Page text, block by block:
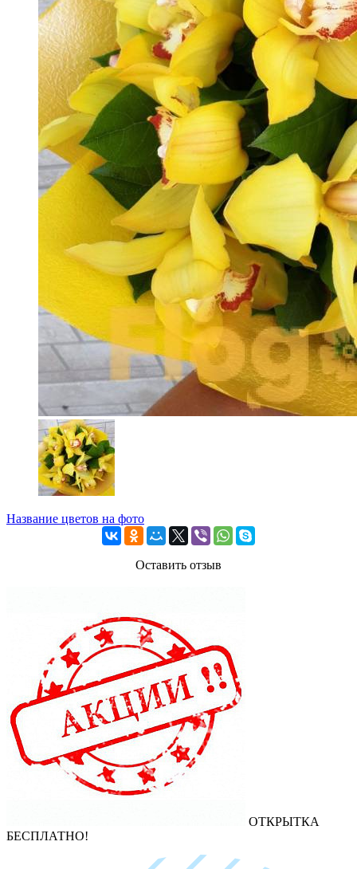
Название цветов на фото
Оставить отзыв
ОТКРЫТКА
БЕСПЛАТНО!